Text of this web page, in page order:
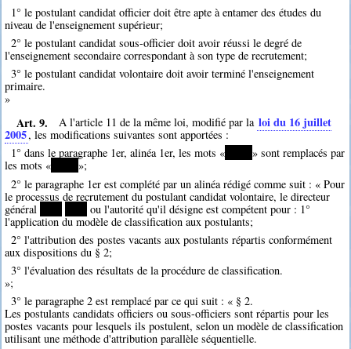
1° le postulant candidat officier doit être apte à entamer des études du
niveau de l'enseignement supérieur;
2° le postulant candidat sous-officier doit avoir réussi le degré de
l'enseignement secondaire correspondant à son type de recrutement;
3° le postulant candidat volontaire doit avoir terminé l'enseignement
primaire.
»
Art. 9. A l'article 11 de la même loi, modifié par la loi du 16 juillet
2005, les modifications suivantes sont apportées :
1° dans le paragraphe 1er, alinéa 1er, les mots «***** » sont remplacés par
les mots « *****»;
2° le paragraphe 1er est complété par un alinéa rédigé comme suit : « Pour
le processus de recrutement du postulant candidat volontaire, le directeur
général
ou l'autorité qu'il désigne est compétent pour : 1°
l'application du modèle de classification aux postulants;
2° l'attribution des postes vacants aux postulants répartis conformément
aux dispositions du § 2;
3° l'évaluation des résultats de la procédure de classification.
»;
3° le paragraphe 2 est remplacé par ce qui suit : « § 2.
Les postulants candidats officiers ou sous-officiers sont répartis pour les
postes vacants pour lesquels ils postulent, selon un modèle de classification
utilisant une méthode d'attribution parallèle séquentielle.